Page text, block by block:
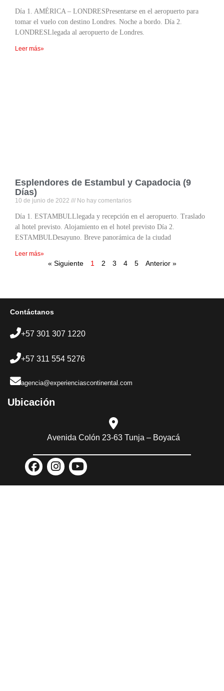
Día 1. AMÉRICA – LONDRESPresentarse en el aeropuerto para
tomar el vuelo con destino Londres. Noche a bordo. Día 2.
LONDRESLlegada al aeropuerto de Londres.
Leer más»
Esplendores de Estambul y Capadocia (9
Días)
10 de junio de 2022 No hay comentarios
Día 1. ESTAMBULLlegada y recepción en el aeropuerto. Traslado
al hotel previsto. Alojamiento en el hotel previsto Día 2.
ESTAMBULDesayuno. Breve panorámica de la ciudad
Leer más»
« Siguiente 1 2 3 4 5 Anterior »
Contáctanos
+57 301 307 1220
+57 311 554 5276
agencia@experienciascontinental.com
Ubicación​
Avenida Colón 23-63 Tunja – Boyacá